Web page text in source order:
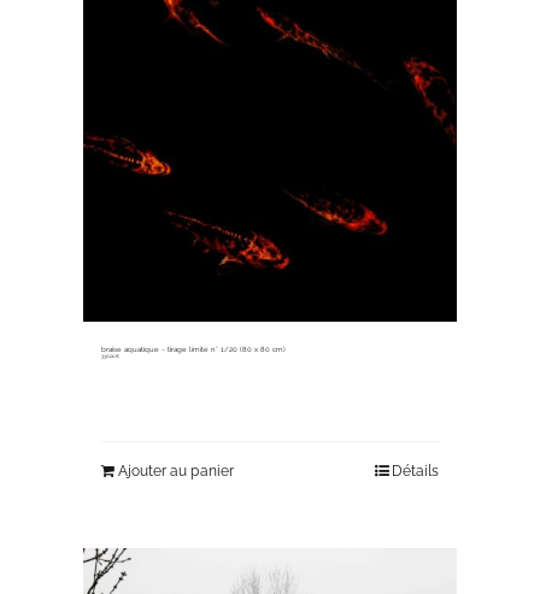
braise aquatique ~ tirage limité n° 1/20 (80 x 80 cm)
330,00€
Ajouter au panier Détails